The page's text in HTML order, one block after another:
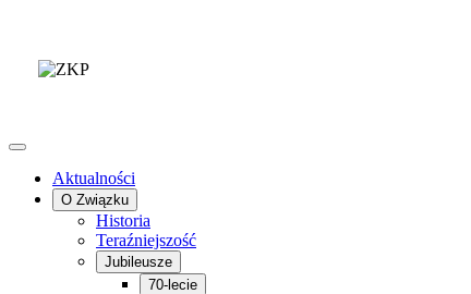
Aktualności
O Związku
Historia
Teraźniejszość
Jubileusze
70-lecie